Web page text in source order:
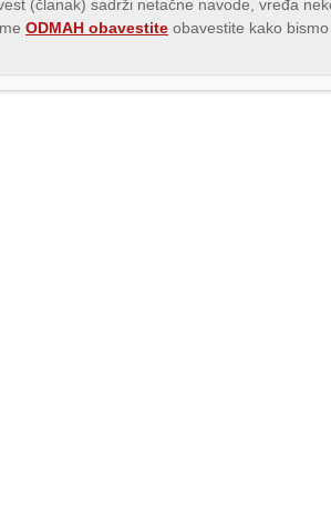
vest (članak) sadrži netačne navode, vređa
ODMAH obavestite obavestite kako